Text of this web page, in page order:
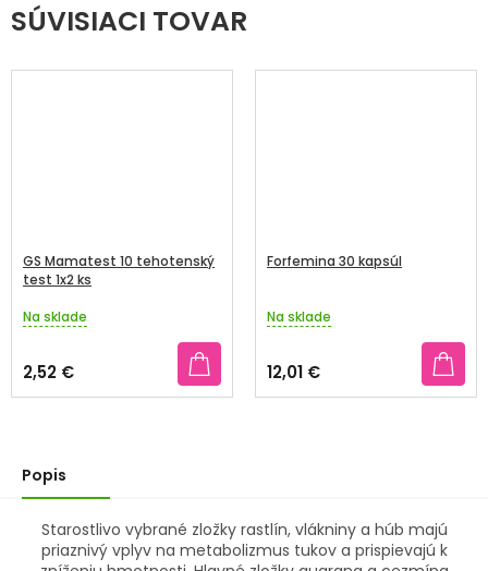
SÚVISIACI TOVAR
GS Mamatest 10 tehotenský
test 1x2 ks
Priemerné
produktu
je
5,0
hviezdičiek.
Na sklade
2,52 €
Forfemina 30 kapsúl
Priemerné
produktu
je
5,0
Na sklade
12,01 €
Popis
Starostlivo vybrané zložky rastlín, vlákniny a húb majú
priaznivý vplyv na metabolizmus tukov a prispievajú k